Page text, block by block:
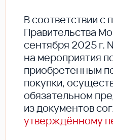
В соответствии с
Правительства
сентября 2025
на мероприятия
приобретенным
покупки,
обязательном
из документов
утверждённому